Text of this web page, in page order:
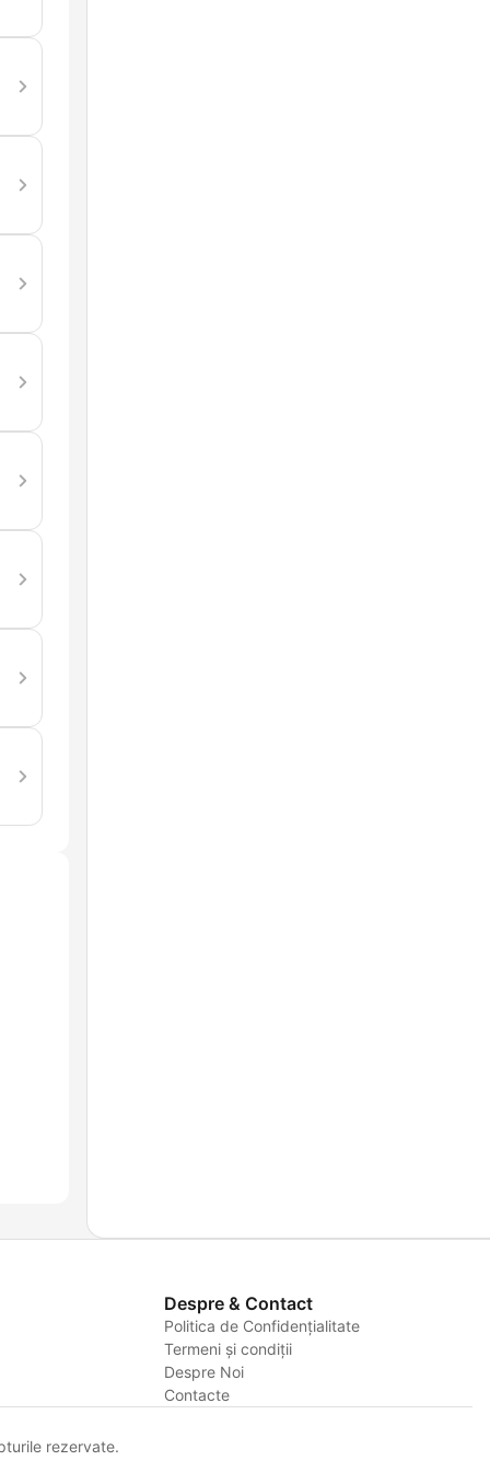
Despre & Contact
Politica de Confidențialitate
Termeni și condiții
Despre Noi
Contacte
rezervate.